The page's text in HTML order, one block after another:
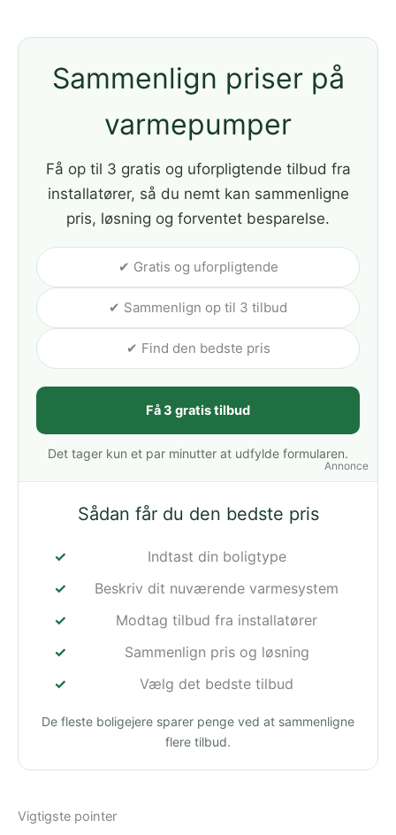
Annonce
Sammenlign priser på
varmepumper
Få op til 3 gratis og uforpligtende tilbud fra
installatører, så du nemt kan sammenligne
pris, løsning og forventet besparelse.
✔ Gratis og uforpligtende
✔ Sammenlign op til 3 tilbud
✔ Find den bedste pris
Få 3 gratis tilbud
Det tager kun et par minutter at udfylde formularen.
Sådan får du den bedste pris
Indtast din boligtype
Beskriv dit nuværende varmesystem
Modtag tilbud fra installatører
Sammenlign pris og løsning
Vælg det bedste tilbud
De fleste boligejere sparer penge ved at sammenligne
flere tilbud.
Vigtigste pointer